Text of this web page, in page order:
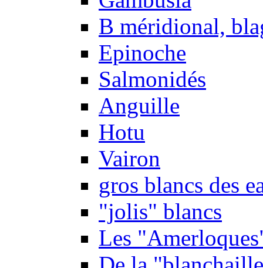
B méridional,
Epinoche
Salmonidés
Anguille
Hotu
Vairon
gros blancs des
"jolis" blancs
Les